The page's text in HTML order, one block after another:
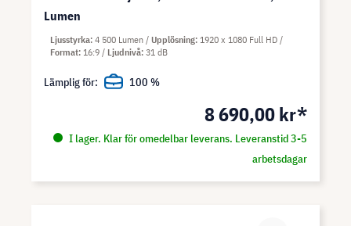
Lumen
8 690,00 kr*
I lager. Klar för omedelbar leverans. Leveranstid 3-5
arbetsdagar
Ljusstyrka 4 500 Lumen Upplösning 1920 x 1080 Full HD
Format 16:9 Ljudnivå 31 dB
Lämplig för: 100 %